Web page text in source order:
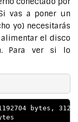
vas a poner un
yo) necesitarás
el disco
Para ver si lo
bytes,